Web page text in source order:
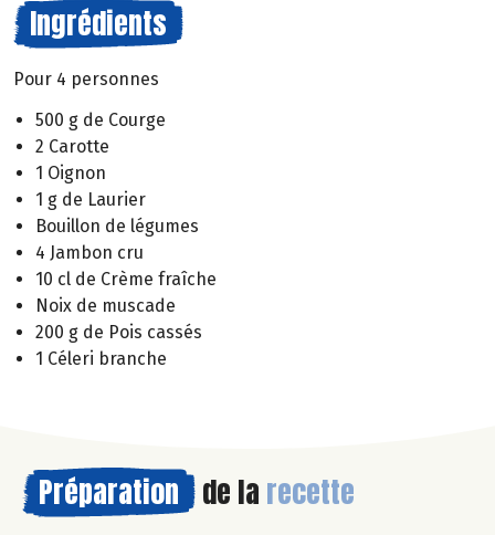
Ingrédients
Pour 4 personnes
500 g de Courge
2 Carotte
1 Oignon
1 g de Laurier
Bouillon de légumes
4 Jambon cru
10 cl de Crème fraîche
Noix de muscade
200 g de Pois cassés
1 Céleri branche
Préparation de la recette